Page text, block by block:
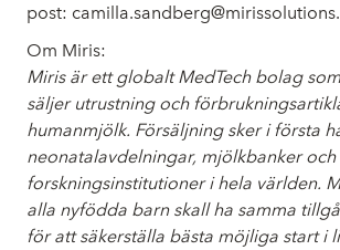
post:
Om Miris:
Miris är ett globalt MedTech bolag
säljer utrustning och
humanmjölk. Försäljning sker i första
neonatalavdelningar, mjölkbanker och
forskningsinstitutioner i hela världen.
alla nyfödda barn skall ha samma
för att säkerställa bästa möjliga start i